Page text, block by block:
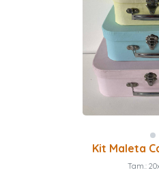
Kit Maleta
Tam.: